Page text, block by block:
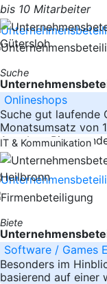
bis 10 Mitarbeiter
Gütersloh
Suche
Onlineshops
Suche gut laufende
Monatsumsatz von
Angebot. Bitte
IT & Kommunikation
Heilbronn
Biete
Software / Games
Besonders im
basierend auf einer